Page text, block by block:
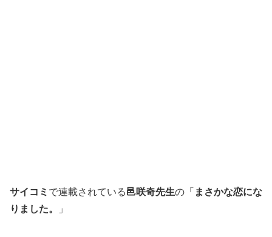
サイコミ で連載されている邑咲奇先生の「 まさかな恋にな
りました。
」